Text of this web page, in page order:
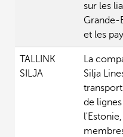
sur les
Grande-
et les
TALLINK
SILJA
La
Silja
de